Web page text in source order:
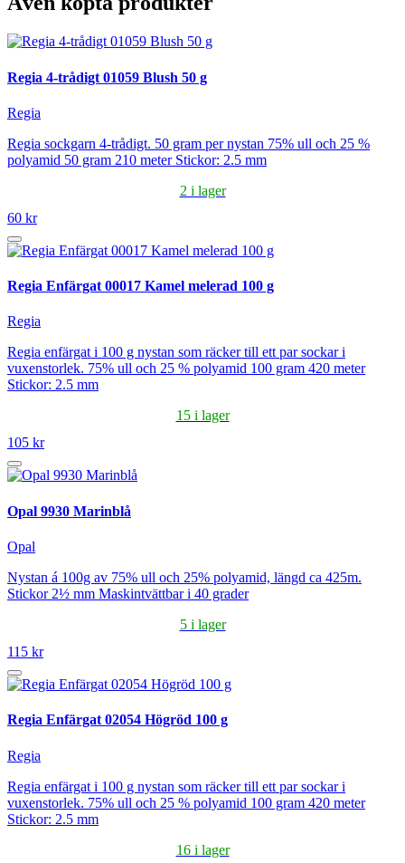
Regia 4-trådigt 01059 Blush 50 g
Regia
Regia sockgarn 4-trådigt. 50 gram per nystan 75% ull och 25 %
polyamid 50 gram 210 meter Stickor: 2.5 mm
2 i lager
60 kr
Regia Enfärgat 00017 Kamel melerad 100 g
Regia
Regia enfärgat i 100 g nystan som räcker till ett par sockar i
vuxenstorlek. 75% ull och 25 % polyamid 100 gram 420 meter
Stickor: 2.5 mm
15 i lager
105 kr
Opal 9930 Marinblå
Opal
Nystan á 100g av 75% ull och 25% polyamid, längd ca 425m.
Stickor 2½ mm Maskintvättbar i 40 grader
5 i lager
115 kr
Regia Enfärgat 02054 Högröd 100 g
Regia
Regia enfärgat i 100 g nystan som räcker till ett par sockar i
vuxenstorlek. 75% ull och 25 % polyamid 100 gram 420 meter
Stickor: 2.5 mm
16 i lager